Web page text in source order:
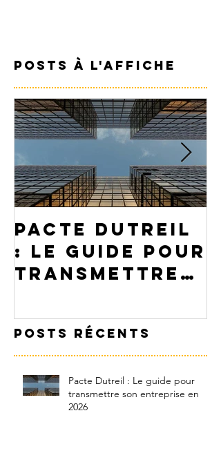
Posts à l'affiche
Pacte Dutreil
: Le guide pour
transmettre
entreprise en
2026
Posts Récents
Pacte Dutreil : Le guide pour
transmettre son entreprise en
2026